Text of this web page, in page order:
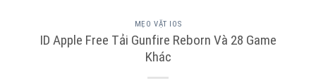
MẸO VẶT IOS
ID Apple Free Tải Gunfire Reborn Và 28 Game
Khác